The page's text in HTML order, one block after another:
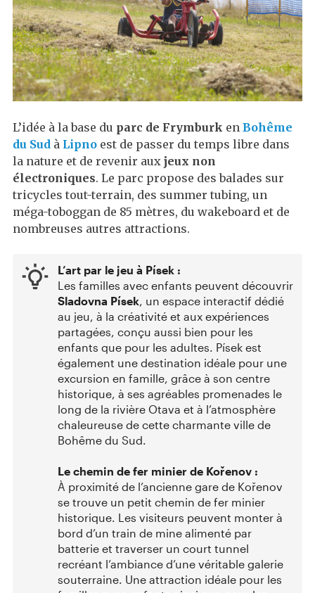
L’idée à la base du parc de Frymburk en Bohême
du Sud à Lipno est de passer du temps libre dans
la nature et de revenir aux jeux non
électroniques. Le parc propose des balades sur
tricycles tout-terrain, des summer tubing, un
méga-toboggan de 85 mètres, du wakeboard et de
nombreuses autres attractions.
L’art par le jeu à Písek :
Les familles avec enfants peuvent découvrir
Sladovna Písek, un espace interactif dédié
au jeu, à la créativité et aux expériences
partagées, conçu aussi bien pour les
enfants que pour les adultes. Písek est
également une destination idéale pour une
excursion en famille, grâce à son centre
historique, à ses agréables promenades le
long de la rivière Otava et à l’atmosphère
chaleureuse de cette charmante ville de
Bohême du Sud.
Le chemin de fer minier de Kořenov :
À proximité de l’ancienne gare de Kořenov
se trouve un petit chemin de fer minier
historique. Les visiteurs peuvent monter à
bord d’un train de mine alimenté par
batterie et traverser un court tunnel
recréant l’ambiance d’une véritable galerie
souterraine. Une attraction idéale pour les